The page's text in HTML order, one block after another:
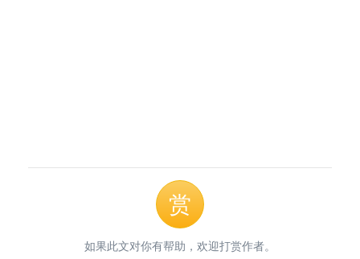
赏
如果此文对你有帮助，欢迎打赏作者。